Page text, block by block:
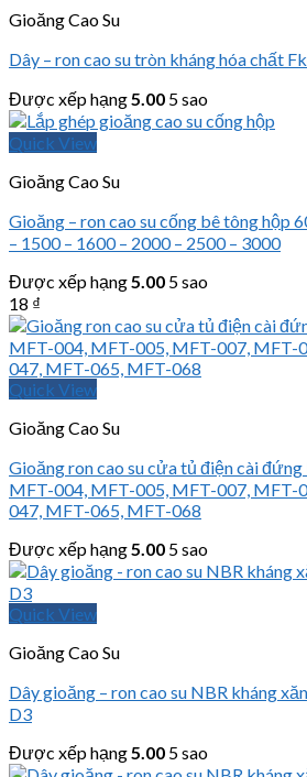
Gioăng Cao Su
Dây – ron cao su tròn kháng hóa chất
Được xếp hạng5.00 5 sao
Quick View
Gioăng Cao Su
Gioăng – ron cao su cống bê tông hộp
– 1500 – 1600 – 2000 – 2500 – 3000
Được xếp hạng5.00 5 sao
18 ₫
Quick View
Gioăng Cao Su
Gioăng ron cao su cửa tủ điện cài
MFT-004, MFT-005, MFT-007, MFT-
047, MFT-065, MFT-068
Được xếp hạng5.00 5 sao
Quick View
Gioăng Cao Su
Dây gioăng – ron cao su NBR kháng
D3
Được xếp hạng5.00 5 sao